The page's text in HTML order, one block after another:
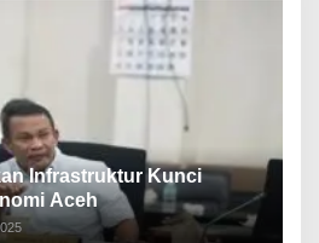
Infrastruktur Kunci
Aceh